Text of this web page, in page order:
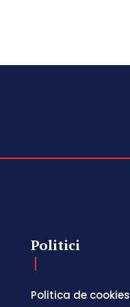
Politici
Politica de cookies